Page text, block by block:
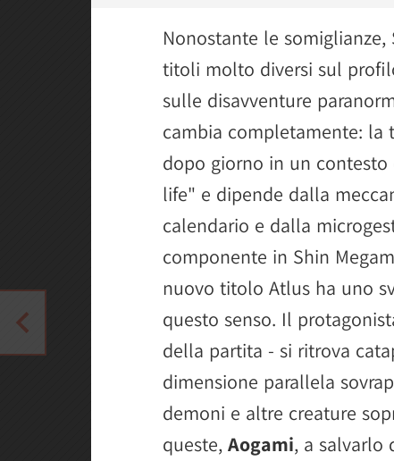
Nonostante le somiglianze,
titoli molto diversi sul
sulle disavventure
cambia completamente: la
dopo giorno in un
life" e dipende dalla
calendario e dalla
componente in Shin
nuovo titolo Atlus ha uno
questo senso. Il
della partita - si ritrova
dimensione parallela
demoni e altre creature
queste, Aogami, a salvarlo